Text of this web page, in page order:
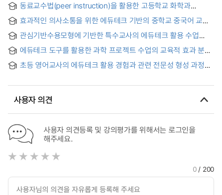
동료교수법(peer instruction)을 활용한 고등학교 화학과
플립러닝 수업이 학업성취도, 과학적 태도, 자기주도학습에
미치는 효과 = Effects of Flipped Learning Using Peer
Instruction in High School Chemistry Class on Academic
Achievement, Scientific Attitude and Self-Directed
Learning
효과적인 의사소통을 위한 에듀테크 기반의 중학교 중국어 교육
지도 방안 연구 = A Study for Teaching Method of Chinese
in Middle School Based on ‘EdTech’ for The Effective
Communication
관심기반수용모형에 기반한 특수교사의 에듀테크 활용 수업
관심도 및 실행형태 분석 = An Analysis of Special Education
Teachers’ Interest and Implementation Patterns in
EdTech-Based Instruction Using the Concerns-Based
Adoption Model (CBAM)
에듀테크 도구를 활용한 과학 프로젝트 수업의 교육적 효과 분석
: 특성화고 중심으로
초등 영어교사의 에듀테크 활용 경험과 관련 전문성 형성 과정
사용자 의견
사용자 의견등록 및 강의평가를 위해서는 로그인을
해주세요.
0/ 200